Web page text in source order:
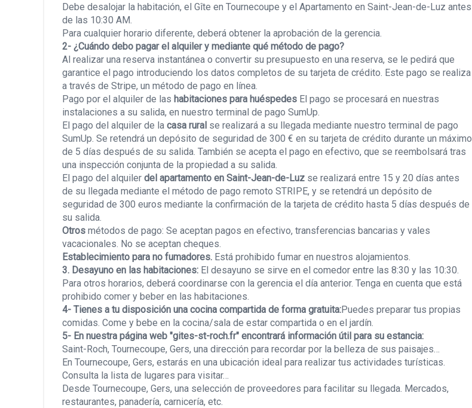
Debe desalojar la habitación, el Gîte en Tournecoupe y el Apartamento en Saint-Jean-de-Luz antes
de las 10:30 AM.
Para cualquier horario diferente, deberá obtener la aprobación de la gerencia.
2- ¿Cuándo debo pagar el alquiler y mediante qué método de pago?
Al realizar una reserva instantánea o convertir su presupuesto en una reserva, se le pedirá que
garantice el pago introduciendo los datos completos de su tarjeta de crédito. Este pago se realiza
a través de Stripe, un método de pago en línea.
Pago por el alquiler de las habitaciones para huéspedes El pago se procesará en nuestras
instalaciones a su salida, en nuestro terminal de pago SumUp.
El pago del alquiler de la casa rural se realizará a su llegada mediante nuestro terminal de pago
SumUp. Se retendrá un depósito de seguridad de 300 € en su tarjeta de crédito durante un máximo
de 5 días después de su salida. También se acepta el pago en efectivo, que se reembolsará tras
una inspección conjunta de la propiedad a su salida.
El pago del alquiler del apartamento en Saint-Jean-de-Luz se realizará entre 15 y 20 días antes
de su llegada mediante el método de pago remoto STRIPE, y se retendrá un depósito de
seguridad de 300 euros mediante la confirmación de la tarjeta de crédito hasta 5 días después de
su salida.
Otros métodos de pago: Se aceptan pagos en efectivo, transferencias bancarias y vales
vacacionales. No se aceptan cheques.
Establecimiento para no fumadores. Está prohibido fumar en nuestros alojamientos.
3. Desayuno en las habitaciones: El desayuno se sirve en el comedor entre las 8:30 y las 10:30.
Para otros horarios, deberá coordinarse con la gerencia el día anterior. Tenga en cuenta que está
prohibido comer y beber en las habitaciones.
4- Tienes a tu disposición una cocina compartida de forma gratuita:Puedes preparar tus propias
comidas. Come y bebe en la cocina/sala de estar compartida o en el jardín.
5- En nuestra página web "gites-st-roch.fr" encontrará información útil para su estancia:
Saint-Roch, Tournecoupe, Gers, una dirección para recordar por la belleza de sus paisajes…
En Tournecoupe, Gers, estarás en una ubicación ideal para realizar tus actividades turísticas.
Consulta la lista de lugares para visitar…
Desde Tournecoupe, Gers, una selección de proveedores para facilitar su llegada. Mercados,
restaurantes, panadería, carnicería, etc.